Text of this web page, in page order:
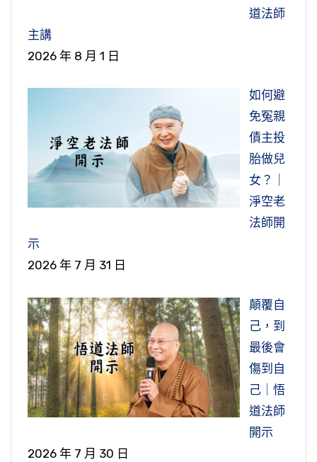
道法師
主講
2026 年 8 月 1 日
如何避
免冤親
債主投
胎做兒
女？｜
淨空老
法師開
示
2026 年 7 月 31 日
顛覆自
己，到
最後會
傷到自
己｜悟
道法師
開示
2026 年 7 月 30 日